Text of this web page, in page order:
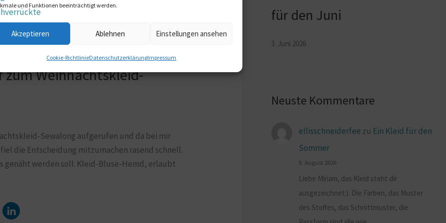
und Funktionen beeinträchtigt werden.
Akzeptieren Ablehnen Einstellungen ansehen
Cookie-RichtlinieDatenschutzerklärungImpressum
zum Weihnachtskleid-
Sewalong aufgerufen und da bei mir
die Entscheidung mitzumachen rasend schnell.
genäht werden soll: Kleid-Bluse-Hemd, erlaubt
für den Juni
3. Juni 2026
Neuste Kommentare
ellisschneiderfee zu Ein Kleid für den
Sommer
8. August 2026
Liebe Miriam, das Kleid steht dir
ausgezeichnet:). Die Farben, das Muster
des Stoffes, das Schnittmuster, die